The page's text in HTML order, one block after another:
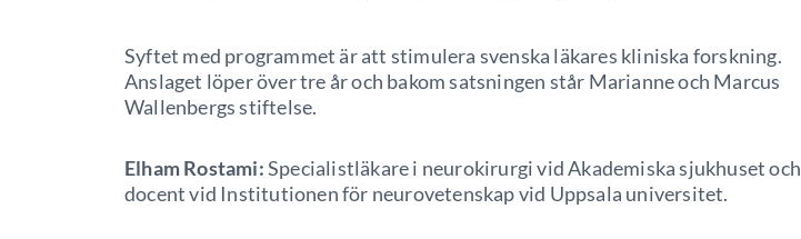
Syftet med programmet är att stimulera svenska läkares kliniska forskning.
Anslaget löper över tre år och bakom satsningen står Marianne och Marcus
Wallenbergs stiftelse.
Elham Rostami:Specialistläkare i neurokirurgi vid Akademiska sjukhuset och
docent vid Institutionen för neurovetenskap vid Uppsala universitet.